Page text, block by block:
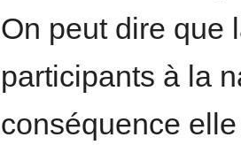
On peut dire que
participants à la
conséquence